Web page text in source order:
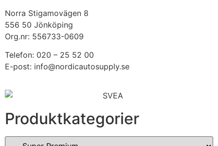
Norra Stigamovägen 8
556 50 Jönköping
Org.nr: 556733-0609
Telefon: 020 – 25 52 00
E-post: info@nordicautosupply.se
Produktkategorier